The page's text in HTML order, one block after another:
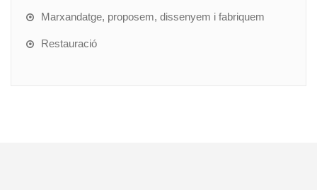
Marxandatge, proposem, dissenyem i fabriquem
Restauració